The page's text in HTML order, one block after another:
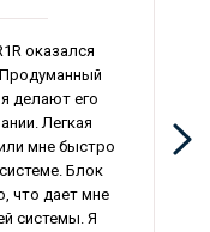
оказался
делают его
Легкая
мне быстро
Блок
что дает мне
системы. Я